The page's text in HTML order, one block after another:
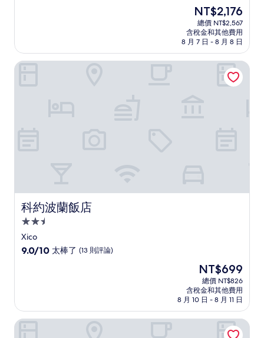
不
錯
現
在
價
格
為
NT$2,176
NT$2,176
總價 NT$2,567
含稅金和其他費用
8 月 7 日 - 8 月 8 日
科約波蘭飯店
科約波蘭飯店
2.5
星
級
Xico
9.0
太
棒
9.0/10 太棒了 (13 則評論)
現
在
價
格
為
NT$699
NT$699
總價 NT$826
含稅金和其他費用
8 月 10 日 - 8 月 11 日
科約波蘭飯店
Xalapa HB 飯店